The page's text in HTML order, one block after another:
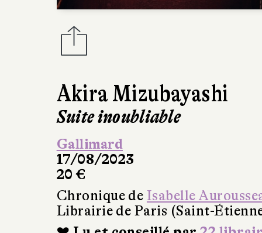
Akira Mizubayashi
Suite inoubliable
Gallimard
17/08/2023
20 €
Chronique de Isabelle
Librairie de Paris (Saint-